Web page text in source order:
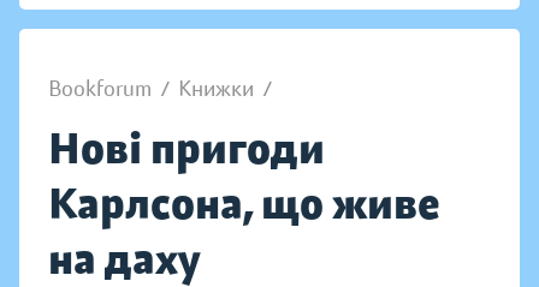
Bookforum / Книжки /
Нові пригоди
Карлсона, що живе
на даху